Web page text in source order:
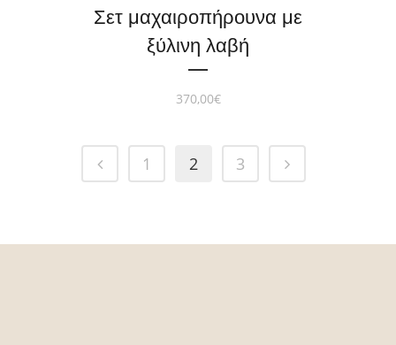
Σετ μαχαιροπήρουνα με
ξύλινη λαβή
370,00€
1 2 3